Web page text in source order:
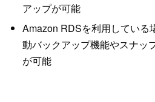
アップが可能
Amazon RDSを利用している
動バックアップ機能やスナッ
が可能